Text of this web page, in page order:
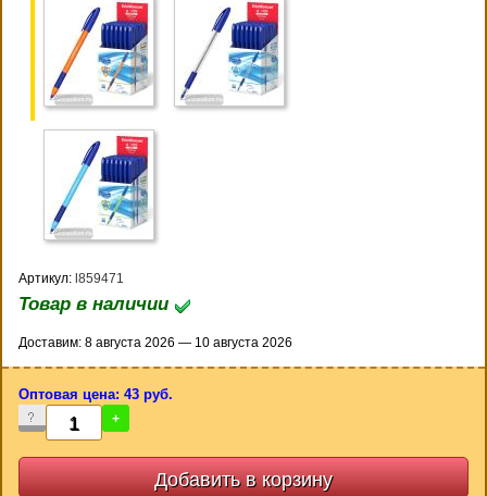
Артикул: l859471
Товар в наличии
Доставим: 8 августа 2026 — 10 августа 2026
Оптовая цена: 43 руб.
- +